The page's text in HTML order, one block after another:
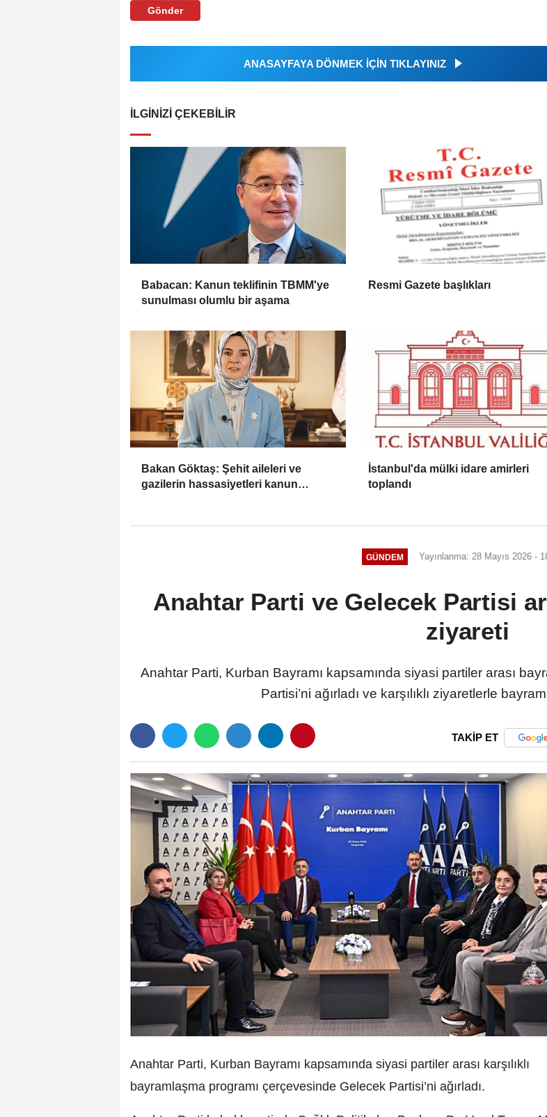
Gönder
ANASAYFAYA DÖNMEK İÇİN TIKLAYINIZ
İLGINIZI ÇEKEBILIR
Babacan: Kanun teklifinin TBMM'ye
sunulması olumlu bir aşama
Resmi Gazete başlıkları
Bakan Göktaş: Şehit aileleri ve
gazilerin hassasiyetleri kanun
İstanbul'da mülki idare amirleri
toplandı
GÜNDEM Yayınlanma: 28 Mayıs 2026 -
Anahtar Parti ve Gelecek Partisi
ziyareti
Anahtar Parti, Kurban Bayramı kapsamında siyasi partiler arası
Partisi’ni ağırladı ve karşılıklı ziyaretlerle
TAKİP ET
Anahtar Parti, Kurban Bayramı kapsamında siyasi partiler arası karşılıklı
bayramlaşma programı çerçevesinde Gelecek Partisi’ni ağırladı.